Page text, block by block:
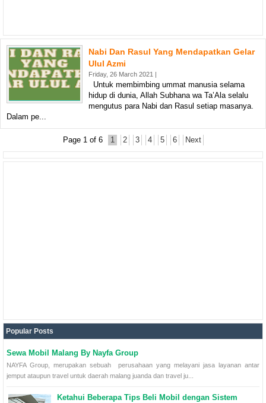
Nabi Dan Rasul Yang Mendapatkan Gelar
Ulul Azmi
Friday, 26 March 2021 |
Untuk membimbing ummat manusia selama
hidup di dunia, Allah Subhana wa Ta’Ala selalu
mengutus para Nabi dan Rasul setiap masanya.
Dalam pe...
Page 1 of 6 1 2 3 4 5 6 Next
Popular Posts
Sewa Mobil Malang By Nayfa Group
NAYFA Group, merupakan sebuah perusahaan yang melayani jasa layanan antar
jemput ataupun travel untuk daerah malang juanda dan travel ju...
Ketahui Beberapa Tips Beli Mobil dengan Sistem